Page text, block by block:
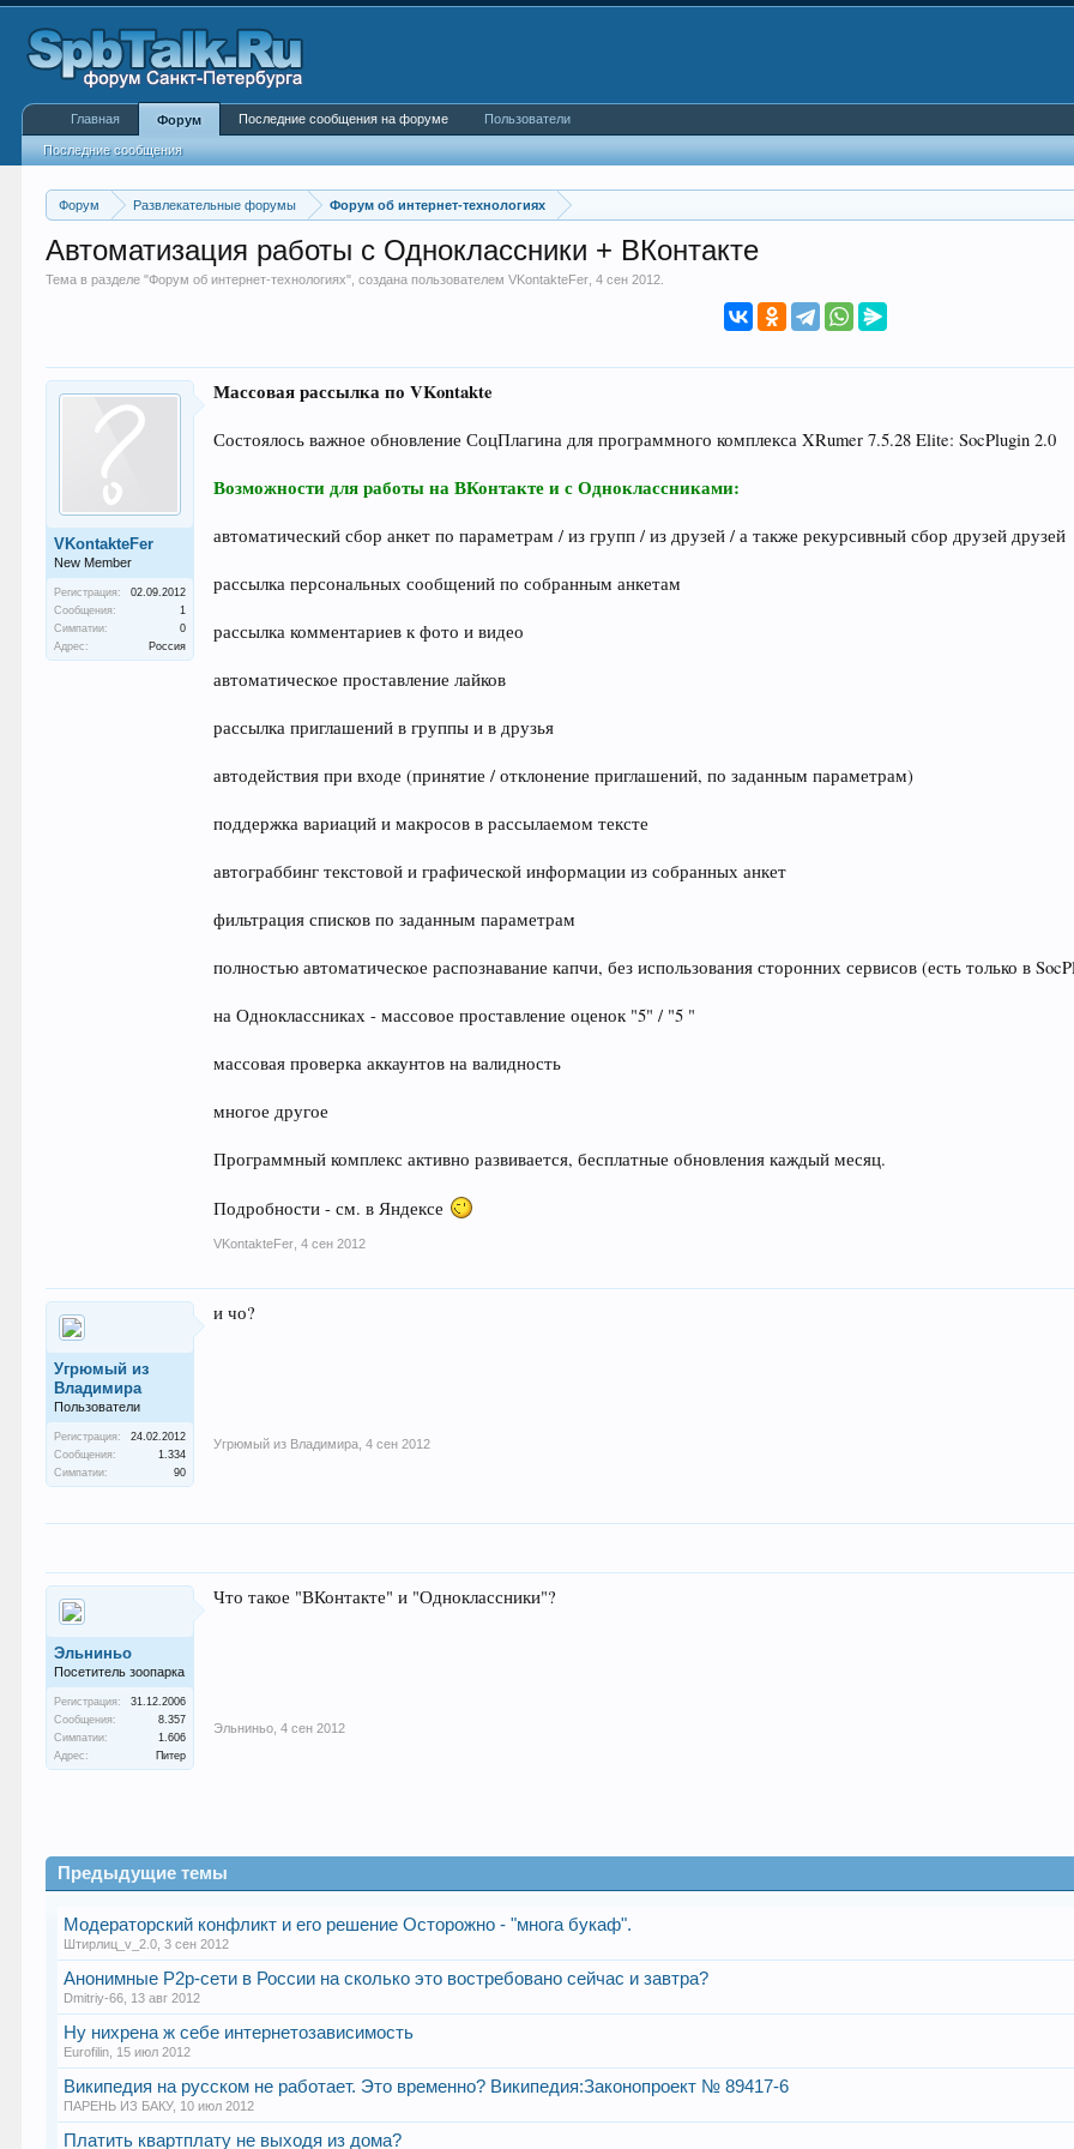
Форум Развлекательные форумы Форум об интернет-технологиях
Автоматизация работы с Одноклассники + ВКонтакте
Тема в разделе "Форум об интернет-технологиях", создана пользователемVKontakteFer ,4 сен 2012
VKontakteFer
New Member
Регистрация:
02.09.2012
Сообщения:
1
Симпатии:
0
Адрес:
Россия
Массовая рассылка по VKontakte
Состоялось важное обновление СоцПлагина для программного комплекса XRumer 7.5.28 Elite: SocPlugin 2.0
Возможности для работы на ВКонтакте и с Одноклассниками:
автоматический сбор анкет по параметрам / из групп / из друзей / а также рекурсивный сбор друзей друзей
рассылка персональных сообщений по собранным анкетам
рассылка комментариев к фото и видео
автоматическое проставление лайков
рассылка приглашений в группы и в друзья
автодействия при входе (принятие / отклонение приглашений, по заданным параметрам)
поддержка вариаций и макросов в рассылаемом тексте
автограббинг текстовой и графической информации из собранных анкет
фильтрация списков по заданным параметрам
полностью автоматическое распознавание капчи, без использования сторонних сервисов (есть только в
на Одноклассниках - массовое проставление оценок "5" / "5 "
массовая проверка аккаунтов на валидность
многое другое
Программный комплекс активно развивается, бесплатные обновления каждый месяц.
Подробности - см. в Яндексе
VKontakteFer 4 сен 2012
Угрюмый из
Владимира
Пользователи
Регистрация:
24.02.2012
Сообщения:
1.334
Симпатии:
90
и чо?
Угрюмый из Владимира 4 сен 2012
Эльниньо
Посетитель зоопарка
Регистрация:
31.12.2006
Сообщения:
8.357
Симпатии:
1.606
Адрес:
Питер
Что такое "ВКонтакте" и "Одноклассники"?
Эльниньо 4 сен 2012
Предыдущие темы
Модераторский конфликт и его решение Осторожно - "многа букаф".
Штирлиц_v_2.0 ,3 сен 2012
Анонимные P2p-сети в России на сколько это востребовано сейчас и завтра?
Dmitriy-66 13 авг 2012
Ну нихрена ж себе интернетозависимость
Eurofilin 15 июл 2012
Википедия на русском не работает. Это временно? Википедия:Законопроект № 89417-6
ПАРЕНЬ ИЗ БАКУ, 10 июл 2012
Платить квартплату не выходя из дома?
Главная Форум
Последние сообщения
Последние сообщения на форуме Пользователи